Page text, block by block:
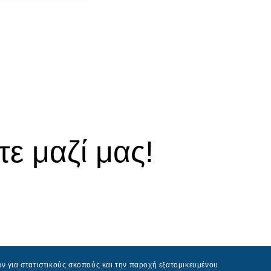
μαζί μας!
στατιστικούς σκοπούς και την παροχή εξατομικευμένου